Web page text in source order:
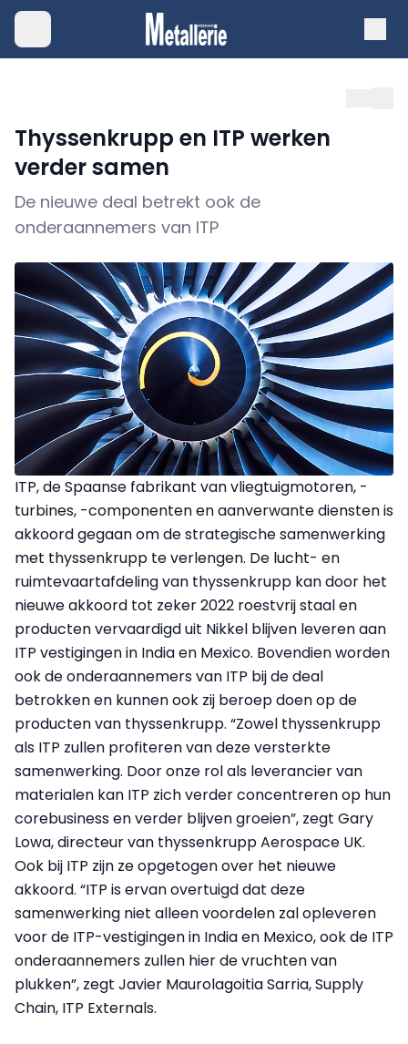
Thyssenkrupp en ITP werken
verder samen
De nieuwe deal betrekt ook de
onderaannemers van ITP
ITP, de Spaanse fabrikant van vliegtuigmotoren, -
turbines, -componenten en aanverwante diensten is
akkoord gegaan om de strategische samenwerking
met thyssenkrupp te verlengen. De lucht- en
ruimtevaartafdeling van thyssenkrupp kan door het
nieuwe akkoord tot zeker 2022 roestvrij staal en
producten vervaardigd uit Nikkel blijven leveren aan
ITP vestigingen in India en Mexico. Bovendien worden
ook de onderaannemers van ITP bij de deal
betrokken en kunnen ook zij beroep doen op de
producten van thyssenkrupp. “Zowel thyssenkrupp
als ITP zullen profiteren van deze versterkte
samenwerking. Door onze rol als leverancier van
materialen kan ITP zich verder concentreren op hun
corebusiness en verder blijven groeien”, zegt Gary
Lowa, directeur van thyssenkrupp Aerospace UK.
Ook bij ITP zijn ze opgetogen over het nieuwe
akkoord. “ITP is ervan overtuigd dat deze
samenwerking niet alleen voordelen zal opleveren
voor de ITP-vestigingen in India en Mexico, ook de ITP
onderaannemers zullen hier de vruchten van
plukken”, zegt Javier Maurolagoitia Sarria, Supply
Chain, ITP Externals.